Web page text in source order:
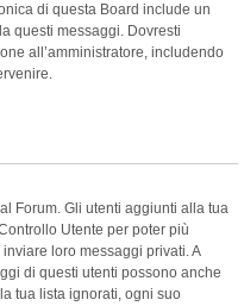
di questa Board include un
questi messaggi. Dovresti
all’amministratore, includendo
Forum. Gli utenti aggiunti alla tua
Utente per poter più
loro messaggi privati. A
di questi utenti possono anche
tua lista ignorati, ogni suo